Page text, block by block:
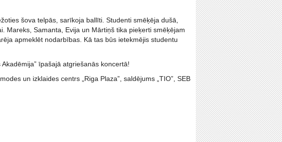
šova telpās, sarīkoja ballīti. Studenti smēķēja dušā,
Mareks, Samanta, Evija un Mārtiņš tika pieķerti smēķējam
apmeklēt nodarbības. Kā tas būs ietekmējis studentu
īpašajā atgriešanās koncertā!
un izklaides centrs „Riga Plaza”, saldējums „TIO”, SEB